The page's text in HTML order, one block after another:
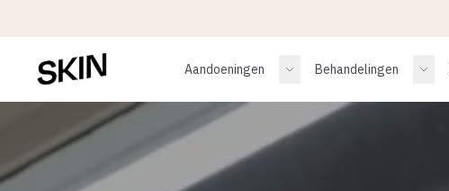
Aandoeningen Behandelingen